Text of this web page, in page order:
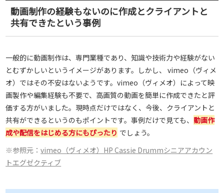
動画制作の経験もないのに作成とクライアントと
共有できたという事例
一般的に動画制作は、専門業種であり、知識や技術力や経験がない
とむずかしいというイメージがあります。しかし、 vimeo（ヴィメ
オ）ではその不安はないようです。vimeo（ヴィメオ）によって映
画製作や編集経験も不要で、高画質の動画を簡単に作成できたと評
価する方がいました。現時点だけではなく、今後、クライアントと
共有ができるというのもポイントです。事例だけで見ても、 動画作
成や配信をはじめる方にもぴったり でしょう。
※参照元：vimeo（ヴィメオ）HP Cassie Drummシニアアカウン
トエグゼクティブ